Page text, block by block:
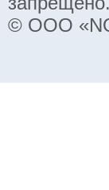
© ООО